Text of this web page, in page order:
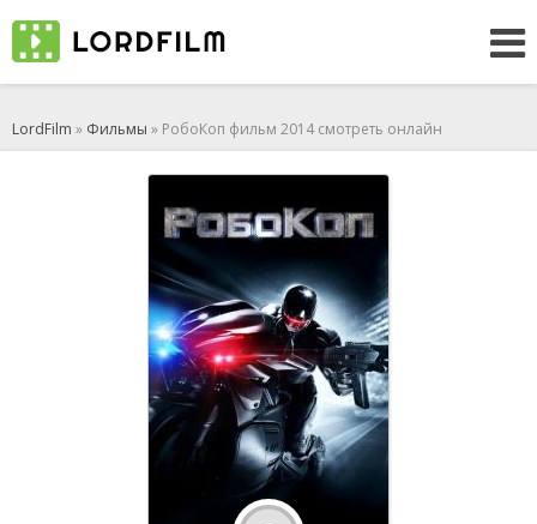
LordFilm » Фильмы » РобоКоп фильм 2014 смотреть онлайн